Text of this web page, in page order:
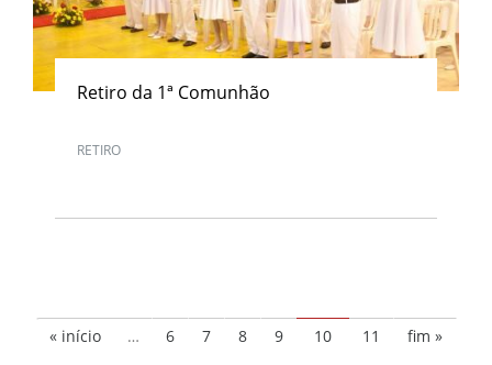
Retiro da 1ª Comunhão
RETIRO
« início … 6 7 8 9 10 11 fim »